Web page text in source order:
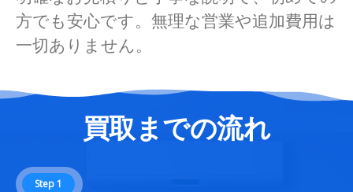
方でも安心です。無理な営業や追加費用は
一切ありません。
買取までの流れ
Step 1